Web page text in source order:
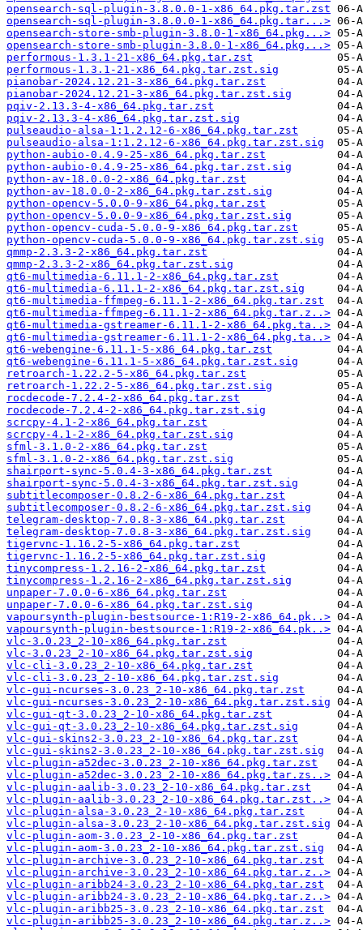
opensearch-sql-plugin-3.8.0.0-1-x86_64.pkg.tar.zst
opensearch-sql-plugin-3.8.0.0-1-x86_64.pkg.tar...>
opensearch-store-smb-plugin-3.8.0-1-x86_64.pkg...>
opensearch-store-smb-plugin-3.8.0-1-x86_64.pkg...>
performous-1.3.1-21-x86_64.pkg.tar.zst
performous-1.3.1-21-x86_64.pkg.tar.zst.sig
pianobar-2024.12.21-3-x86_64.pkg.tar.zst
pianobar-2024.12.21-3-x86_64.pkg.tar.zst.sig
pqiv-2.13.3-4-x86_64.pkg.tar.zst
pqiv-2.13.3-4-x86_64.pkg.tar.zst.sig
pulseaudio-alsa-1:1.2.12-6-x86_64.pkg.tar.zst
pulseaudio-alsa-1:1.2.12-6-x86_64.pkg.tar.zst.sig
python-aubio-0.4.9-25-x86_64.pkg.tar.zst
python-aubio-0.4.9-25-x86_64.pkg.tar.zst.sig
python-av-18.0.0-2-x86_64.pkg.tar.zst
python-av-18.0.0-2-x86_64.pkg.tar.zst.sig
python-opencv-5.0.0-9-x86_64.pkg.tar.zst
python-opencv-5.0.0-9-x86_64.pkg.tar.zst.sig
python-opencv-cuda-5.0.0-9-x86_64.pkg.tar.zst
python-opencv-cuda-5.0.0-9-x86_64.pkg.tar.zst.sig
qmmp-2.3.3-2-x86_64.pkg.tar.zst
qmmp-2.3.3-2-x86_64.pkg.tar.zst.sig
qt6-multimedia-6.11.1-2-x86_64.pkg.tar.zst
qt6-multimedia-6.11.1-2-x86_64.pkg.tar.zst.sig
qt6-multimedia-ffmpeg-6.11.1-2-x86_64.pkg.tar.zst
qt6-multimedia-ffmpeg-6.11.1-2-x86_64.pkg.tar.z..>
qt6-multimedia-gstreamer-6.11.1-2-x86_64.pkg.ta..>
qt6-multimedia-gstreamer-6.11.1-2-x86_64.pkg.ta..>
qt6-webengine-6.11.1-5-x86_64.pkg.tar.zst
qt6-webengine-6.11.1-5-x86_64.pkg.tar.zst.sig
retroarch-1.22.2-5-x86_64.pkg.tar.zst
retroarch-1.22.2-5-x86_64.pkg.tar.zst.sig
rocdecode-7.2.4-2-x86_64.pkg.tar.zst
rocdecode-7.2.4-2-x86_64.pkg.tar.zst.sig
scrcpy-4.1-2-x86_64.pkg.tar.zst
scrcpy-4.1-2-x86_64.pkg.tar.zst.sig
sfml-3.1.0-2-x86_64.pkg.tar.zst
sfml-3.1.0-2-x86_64.pkg.tar.zst.sig
shairport-sync-5.0.4-3-x86_64.pkg.tar.zst
shairport-sync-5.0.4-3-x86_64.pkg.tar.zst.sig
subtitlecomposer-0.8.2-6-x86_64.pkg.tar.zst
subtitlecomposer-0.8.2-6-x86_64.pkg.tar.zst.sig
telegram-desktop-7.0.8-3-x86_64.pkg.tar.zst
telegram-desktop-7.0.8-3-x86_64.pkg.tar.zst.sig
tigervnc-1.16.2-5-x86_64.pkg.tar.zst
tigervnc-1.16.2-5-x86_64.pkg.tar.zst.sig
tinycompress-1.2.16-2-x86_64.pkg.tar.zst
tinycompress-1.2.16-2-x86_64.pkg.tar.zst.sig
unpaper-7.0.0-6-x86_64.pkg.tar.zst
unpaper-7.0.0-6-x86_64.pkg.tar.zst.sig
vapoursynth-plugin-bestsource-1:R19-2-x86_64.pk..>
vapoursynth-plugin-bestsource-1:R19-2-x86_64.pk..>
vlc-3.0.23_2-10-x86_64.pkg.tar.zst
vlc-3.0.23_2-10-x86_64.pkg.tar.zst.sig
vlc-cli-3.0.23_2-10-x86_64.pkg.tar.zst
vlc-cli-3.0.23_2-10-x86_64.pkg.tar.zst.sig
vlc-gui-ncurses-3.0.23_2-10-x86_64.pkg.tar.zst
vlc-gui-ncurses-3.0.23_2-10-x86_64.pkg.tar.zst.sig
vlc-gui-qt-3.0.23_2-10-x86_64.pkg.tar.zst
vlc-gui-qt-3.0.23_2-10-x86_64.pkg.tar.zst.sig
vlc-gui-skins2-3.0.23_2-10-x86_64.pkg.tar.zst
vlc-gui-skins2-3.0.23_2-10-x86_64.pkg.tar.zst.sig
vlc-plugin-a52dec-3.0.23_2-10-x86_64.pkg.tar.zst
vlc-plugin-a52dec-3.0.23_2-10-x86_64.pkg.tar.zs..>
vlc-plugin-aalib-3.0.23_2-10-x86_64.pkg.tar.zst
vlc-plugin-aalib-3.0.23_2-10-x86_64.pkg.tar.zst..>
vlc-plugin-alsa-3.0.23_2-10-x86_64.pkg.tar.zst
vlc-plugin-alsa-3.0.23_2-10-x86_64.pkg.tar.zst.sig
vlc-plugin-aom-3.0.23_2-10-x86_64.pkg.tar.zst
vlc-plugin-aom-3.0.23_2-10-x86_64.pkg.tar.zst.sig
vlc-plugin-archive-3.0.23_2-10-x86_64.pkg.tar.zst
vlc-plugin-archive-3.0.23_2-10-x86_64.pkg.tar.z..>
vlc-plugin-aribb24-3.0.23_2-10-x86_64.pkg.tar.zst
vlc-plugin-aribb24-3.0.23_2-10-x86_64.pkg.tar.z..>
vlc-plugin-aribb25-3.0.23_2-10-x86_64.pkg.tar.zst
vlc-plugin-aribb25-3.0.23_2-10-x86_64.pkg.tar.z..>